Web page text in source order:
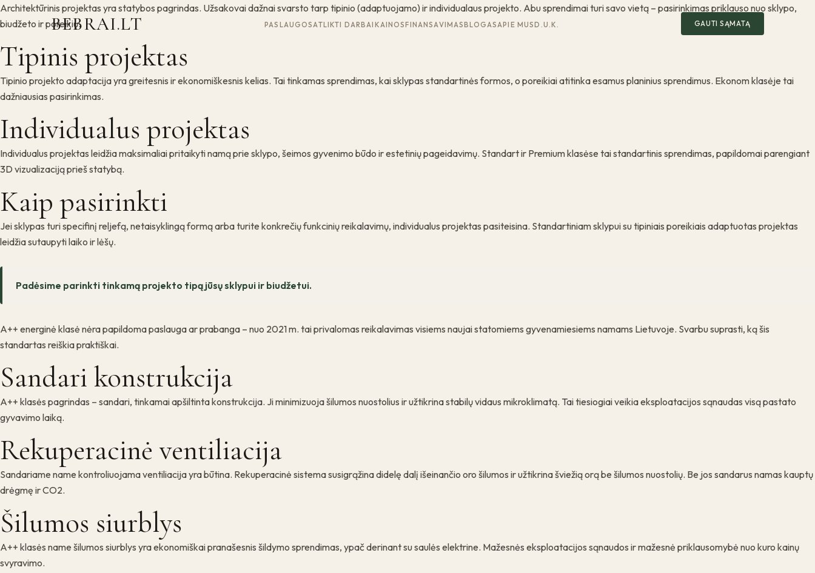
BEBRAI.LT PASLAUGOSATLIKTI DARBAI KAINOSFINANSAVIMASBLOGASAPIE MUSD.U.K. GAUTI SĄMATĄ
Architektūrinis projektas yra statybos pagrindas. Užsakovai dažnai svarsto tarp tipinio (adaptuojamo) ir individualaus projekto. Abu sprendimai turi savo vietą – pasirinkimas priklauso nuo sklypo,
biudžeto ir poreikių.
Tipinis projektas
Tipinio projekto adaptacija yra greitesnis ir ekonomiškesnis kelias. Tai tinkamas sprendimas, kai sklypas standartinės formos, o poreikiai atitinka esamus planinius sprendimus. Ekonom klasėje tai
dažniausias pasirinkimas.
Individualus projektas
Individualus projektas leidžia maksimaliai pritaikyti namą prie sklypo, šeimos gyvenimo būdo ir estetinių pageidavimų. Standart ir Premium klasėse tai standartinis sprendimas, papildomai parengiant
3D vizualizaciją prieš statybą.
Kaip pasirinkti
Jei sklypas turi specifinį reljefą, netaisyklingą formą arba turite konkrečių funkcinių reikalavimų, individualus projektas pasiteisina. Standartiniam sklypui su tipiniais poreikiais adaptuotas projektas
leidžia sutaupyti laiko ir lėšų.
Padėsime parinkti tinkamą projekto tipą jūsų sklypui ir biudžetui.
A++ energinė klasė nėra papildoma paslauga ar prabanga – nuo 2021 m. tai privalomas reikalavimas visiems naujai statomiems gyvenamiesiems namams Lietuvoje. Svarbu suprasti, ką šis
standartas reiškia praktiškai.
Sandari konstrukcija
A++ klasės pagrindas – sandari, tinkamai apšiltinta konstrukcija. Ji minimizuoja šilumos nuostolius ir užtikrina stabilų vidaus mikroklimatą. Tai tiesiogiai veikia eksploatacijos sąnaudas visą pastato
gyvavimo laiką.
Rekuperacinė ventiliacija
Sandariame name kontroliuojama ventiliacija yra būtina. Rekuperacinė sistema susigrąžina didelę dalį išeinančio oro šilumos ir užtikrina šviežią orą be šilumos nuostolių. Be jos sandarus namas kauptų
drėgmę ir CO2.
Šilumos siurblys
A++ klasės name šilumos siurblys yra ekonomiškai pranašesnis šildymo sprendimas, ypač derinant su saulės elektrine. Mažesnės eksploatacijos sąnaudos ir mažesnė priklausomybė nuo kuro kainų
svyravimo.